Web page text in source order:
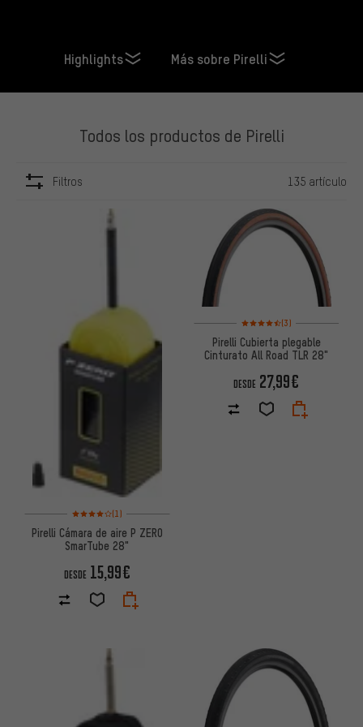
Highlights Más sobre Pirelli
Todos los productos de Pirelli
Filtros 135 artículo
Valoración media: 4 de 5 basada en 1 reseñas
(1)
Pirelli Cámara de aire P ZERO
SmarTube 28"
DESDE 15,99€
Valoración media: 4,5 de 5
(3)
Pirelli Cubierta plegable
Cinturato All Road TLR 28"
DESDE 27,99€